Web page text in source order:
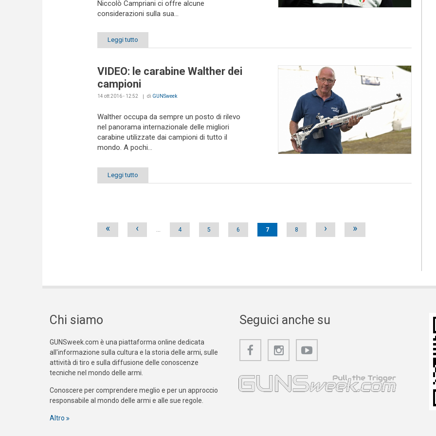
Niccolò Campriani ci offre alcune
considerazioni sulla sua...
Leggi tutto
VIDEO: le carabine Walther dei
campioni
14 ott 2016 - 12:52 di GUNSweek
Walther occupa da sempre un posto di rilevo
nel panorama internazionale delle migliori
carabine utilizzate dai campioni di tutto il
mondo. A pochi...
Leggi tutto
Pages
« ‹ … 4 5 6 7 8 › »
Chi siamo
GUNSweek.com è una piattaforma online dedicata
all'informazione sulla cultura e la storia delle armi, sulle
attività di tiro e sulla diffusione delle conoscenze
tecniche nel mondo delle armi.
Conoscere per comprendere meglio e per un approccio
responsabile al mondo delle armi e alle sue regole.
Altro
Seguici anche su